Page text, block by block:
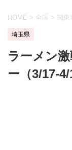
HOME > 全国 > 関東
埼玉県
ラーメン
ー（3/17-4/